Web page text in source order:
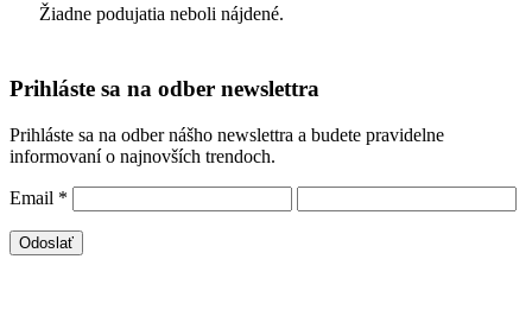
Žiadne podujatia neboli nájdené.
Prihláste sa na odber newslettra
Prihláste sa na odber nášho newslettra a budete pravidelne
informovaní o najnovších trendoch.
Email *